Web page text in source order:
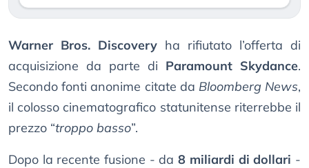
Warner Bros. Discovery ha rifiutato l’offerta di
acquisizione da parte di Paramount Skydance.
Secondo fonti anonime citate da Bloomberg News,
il colosso cinematografico statunitense riterrebbe il
prezzo “troppo basso”.
Dopo la recente fusione - da8 miliardi di dollari -